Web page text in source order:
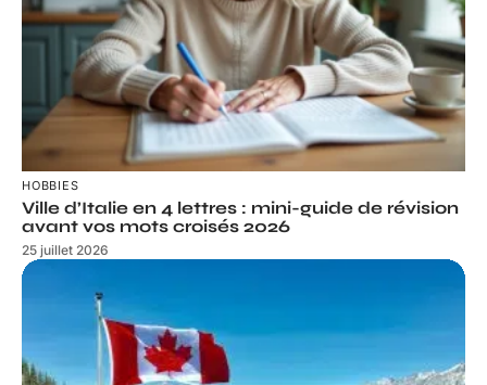
HOBBIES
Ville d’Italie en 4 lettres : mini-guide de révision
avant vos mots croisés 2026
25 juillet 2026